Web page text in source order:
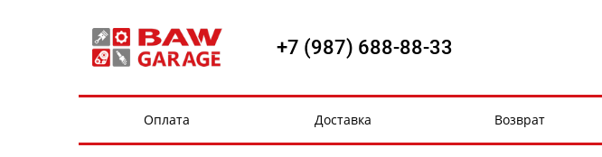
+7 (987) 688-88-33
Оплата Доставка Возврат